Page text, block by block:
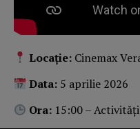
Locație: Cinemax
Data: 5 aprilie 2026
Ora: 15:00 –